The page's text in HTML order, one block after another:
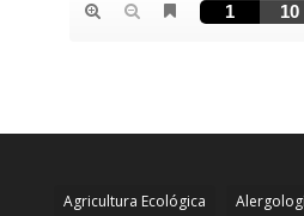
Agricultura Ecológica